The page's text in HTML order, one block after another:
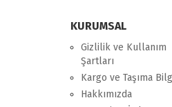
KURUMSAL
Gizlilik ve Kullanım
Şartları
Kargo ve Taşıma
Hakkımızda